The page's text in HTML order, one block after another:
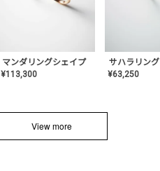
マンダリングシェイプ
¥113,300
サハラリング
¥63,250
View more